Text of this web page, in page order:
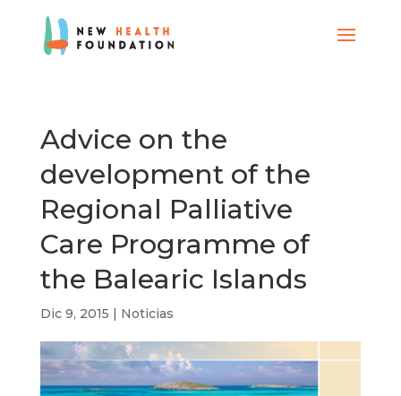
Advice on the
development of the
Regional Palliative
Care Programme of
the Balearic Islands
Dic 9, 2015 | Noticias